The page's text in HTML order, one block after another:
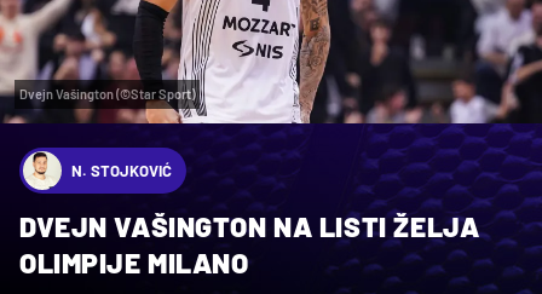
Dvejn Vašington (©Star Sport)
N. STOJKOVIĆ
DVEJN VAŠINGTON NA LISTI ŽELJA
OLIMPIJE MILANO